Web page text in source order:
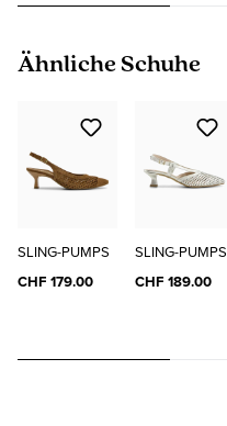
Produktgalerie überspringen
Ähnliche Schuhe
SLING-PUMPS
CHF 179.00
SLING-PUMPS
CHF 189.00